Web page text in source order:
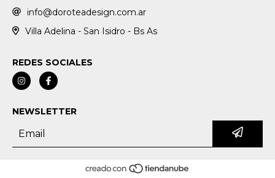
info@doroteadesign.com.ar
Villa Adelina - San Isidro - Bs As
REDES SOCIALES
NEWSLETTER